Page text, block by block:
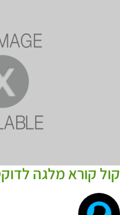
קול קורא מלגה